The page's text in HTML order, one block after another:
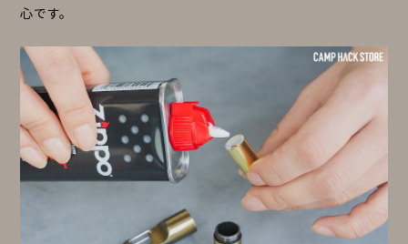
心です。